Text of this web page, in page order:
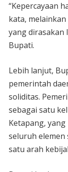
“Kepercayaan
kata,
yang dirasakan
Bupati.
Lebih lanjut,
pemerintah
soliditas.
sebagai satu
Ketapang,
seluruh elemen
satu arah